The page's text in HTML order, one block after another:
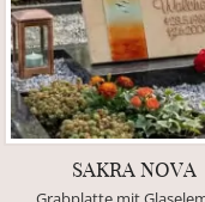
SAKRA NOVA